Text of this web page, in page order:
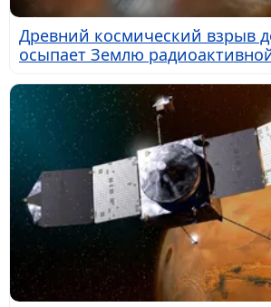
Древний космический взрыв
осыпает Землю